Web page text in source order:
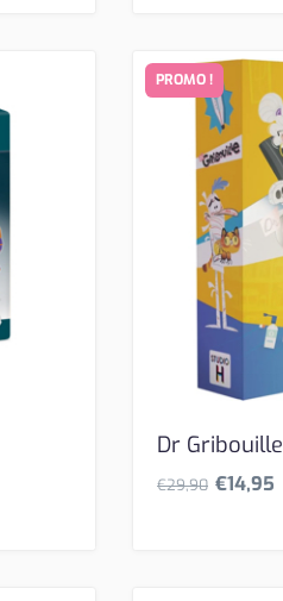
PROMO !
Dr Gribouille
€29,90
L
€14,95
L